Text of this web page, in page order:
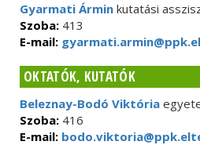
Gyarmati Ármin kutatási
Szoba: 413
E-mail:
OKTATÓK, KUTATÓK
Beleznay-Bodó Viktória
Szoba: 416
E-mail: